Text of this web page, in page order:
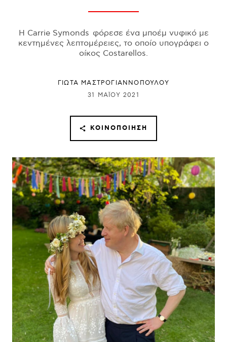
H Carrie Symonds φόρεσε ένα μποέμ νυφικό με
κεντημένες λεπτομέρειες, το οποίο υπογράφει ο
οίκος Costarellos.
ΓΙΩΤΑ ΜΑΣΤΡΟΓΙΑΝΝΟΠΟΥΛΟΥ
31 ΜΑΪ́ΟΥ 2021
ΚΟΙΝΟΠΟΊΗΣΗ